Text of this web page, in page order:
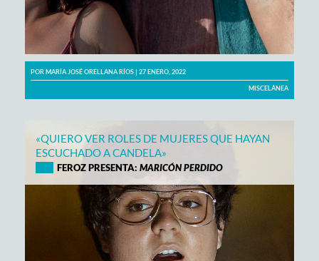
PORMARÍA JOSÉ ORELLANA RÍOS | 27 ENERO, 2022
MISCELÁNEA
«QUIERO VER ROLES DE MUJERES QUE HAYAN
ESCUCHADO A CANDELA»
FEROZ PRESENTA: MARICÓN PERDIDO